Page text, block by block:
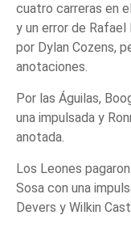
cuatro carreras en
y un error de
por Dylan Cozens,
anotaciones.
Por las Águilas,
una impulsada y
anotada.
Los Leones
Sosa con una
Devers y Wilkin